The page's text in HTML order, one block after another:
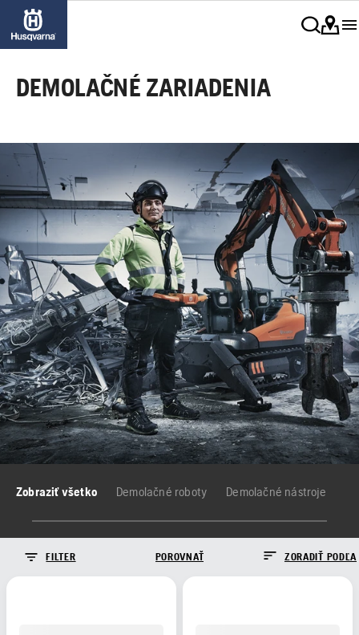
DEMOLAČNÉ ZARIADENIA
Zobraziť všetko Demolačné roboty Demolačné nástroje
FILTER POROVNAŤ ZORADIŤ PODĽA